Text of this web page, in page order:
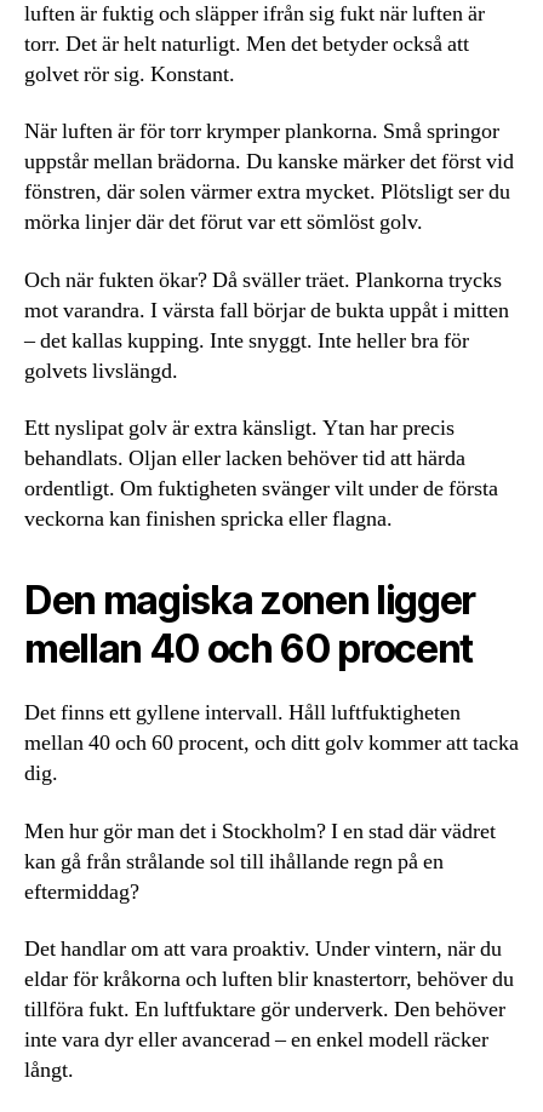
luften är fuktig och släpper ifrån sig fukt när luften är
torr. Det är helt naturligt. Men det betyder också att
golvet rör sig. Konstant.
När luften är för torr krymper plankorna. Små springor
uppstår mellan brädorna. Du kanske märker det först vid
fönstren, där solen värmer extra mycket. Plötsligt ser du
mörka linjer där det förut var ett sömlöst golv.
Och när fukten ökar? Då sväller träet. Plankorna trycks
mot varandra. I värsta fall börjar de bukta uppåt i mitten
– det kallas kupping. Inte snyggt. Inte heller bra för
golvets livslängd.
Ett nyslipat golv är extra känsligt. Ytan har precis
behandlats. Oljan eller lacken behöver tid att härda
ordentligt. Om fuktigheten svänger vilt under de första
veckorna kan finishen spricka eller flagna.
Den magiska zonen ligger
mellan 40 och 60 procent
Det finns ett gyllene intervall. Håll luftfuktigheten
mellan 40 och 60 procent, och ditt golv kommer att tacka
dig.
Men hur gör man det i Stockholm? I en stad där vädret
kan gå från strålande sol till ihållande regn på en
eftermiddag?
Det handlar om att vara proaktiv. Under vintern, när du
eldar för kråkorna och luften blir knastertorr, behöver du
tillföra fukt. En luftfuktare gör underverk. Den behöver
inte vara dyr eller avancerad – en enkel modell räcker
långt.